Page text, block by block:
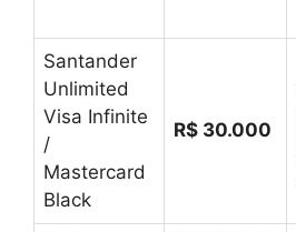
Santander
Unlimited
Visa Infinite
/
Mastercard
Black
R$ 30.000